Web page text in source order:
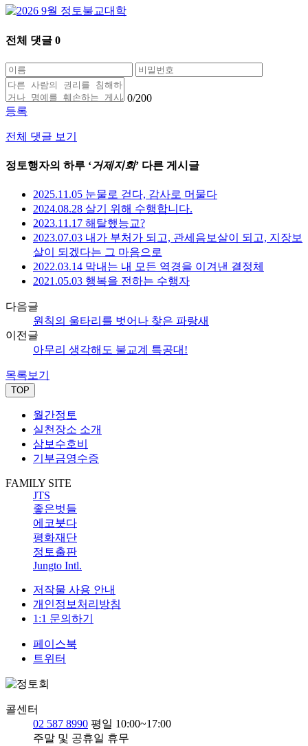
전체 댓글 0
0/200
등록
전체 댓글 보기
정토행자의 하루 ‘거제지회’ 다른 게시글
2025.11.05 눈물로 걷다, 감사로 머물다
2024.08.28 살기 위해 수행합니다.
2023.11.17 해탈했능교?
2023.07.03 내가 부처가 되고, 관세음보살이 되고, 지장보
살이 되겠다는 그 마음으로
2022.03.14 막내는 내 모든 역경을 이겨낸 결정체
2021.05.03 행복을 전하는 수행자
다음글
원칙의 울타리를 벗어나 찾은 파랑새
이전글
아무리 생각해도 불교계 특공대!
목록보기
TOP
월간정토
실천장소 소개
삼보수호비
기부금영수증
FAMILY SITE
JTS
좋은벗들
에코붓다
평화재단
정토출판
Jungto Intl.
저작물 사용 안내
개인정보처리방침
1:1 문의하기
페이스북
트위터
콜센터
02 587 8990 평일 10:00~17:00
주말 및 공휴일 휴무